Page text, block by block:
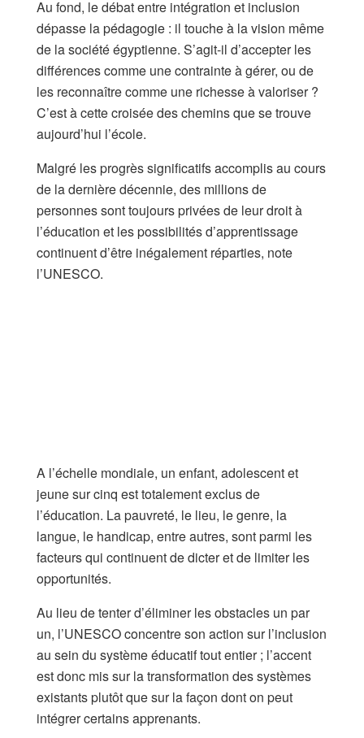
Au fond, le débat entre intégration et inclusion
dépasse la pédagogie : il touche à la vision même
de la société égyptienne. S’agit-il d’accepter les
différences comme une contrainte à gérer, ou de
les reconnaître comme une richesse à valoriser ?
C’est à cette croisée des chemins que se trouve
aujourd’hui l’école.
Malgré les progrès significatifs accomplis au cours
de la dernière décennie, des millions de
personnes sont toujours privées de leur droit à
l’éducation et les possibilités d’apprentissage
continuent d’être inégalement réparties, note
l’UNESCO.
A l’échelle mondiale, un enfant, adolescent et
jeune sur cinq est totalement exclus de
l’éducation. La pauvreté, le lieu, le genre, la
langue, le handicap, entre autres, sont parmi les
facteurs qui continuent de dicter et de limiter les
opportunités.
Au lieu de tenter d’éliminer les obstacles un par
un, l’UNESCO concentre son action sur l’inclusion
au sein du système éducatif tout entier ; l’accent
est donc mis sur la transformation des systèmes
existants plutôt que sur la façon dont on peut
intégrer certains apprenants.